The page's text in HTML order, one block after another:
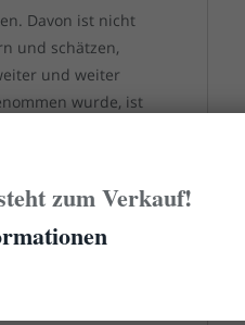
Davon ist nicht
und schätzen,
und weiter
wurde, ist
Man gibt nicht
in
wieder
es leben kann!
zum Verkauf!